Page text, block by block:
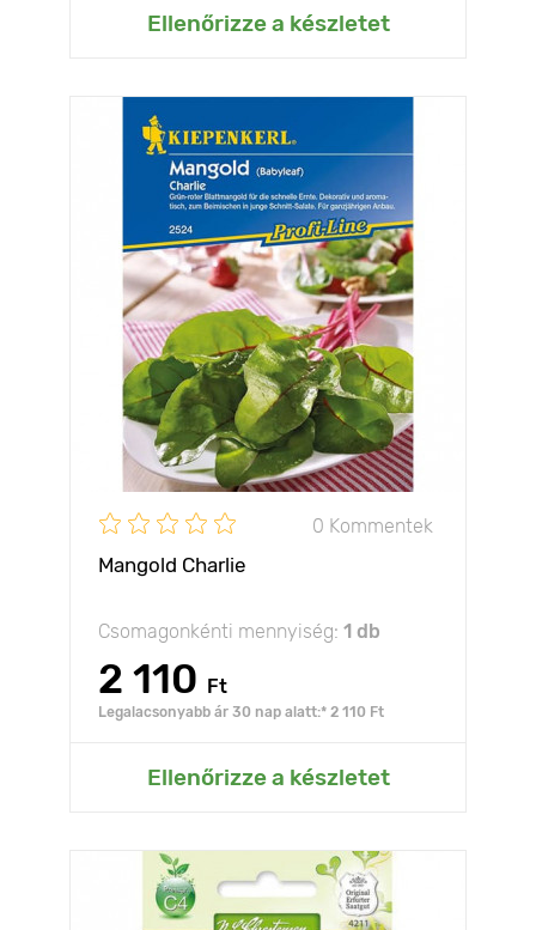
Ellenőrizze a készletet
0 Kommentek
Mangold Charlie
Csomagonkénti mennyiség: 1 db
2 110 Ft
Legalacsonyabb ár 30 nap alatt:* 2 110 Ft
Ellenőrizze a készletet